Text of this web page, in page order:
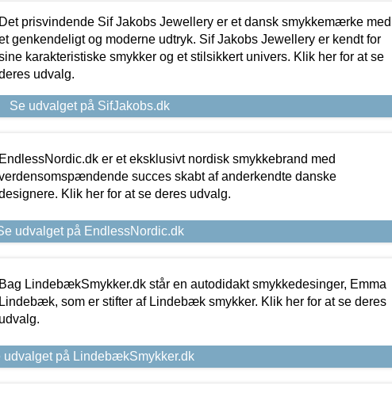
Det prisvindende Sif Jakobs Jewellery er et dansk smykkemærke med
genkendeligt og moderne udtryk. Sif Jakobs Jewellery er kendt for
karakteristiske smykker og et stilsikkert univers. Klik her for at se
udvalg.
Se udvalget på SifJakobs.dk
EndlessNordic.dk er et eksklusivt nordisk smykkebrand med
succes skabt af anderkendte danske
Klik her for at se deres udvalg.
udvalget på EndlessNordic.dk
Bag LindebækSmykker.dk står en autodidakt smykkedesinger, Emma
Lindebæk, som er stifter af Lindebæk smykker. Klik her for at se deres
udvalg.
udvalget på LindebækSmykker.dk